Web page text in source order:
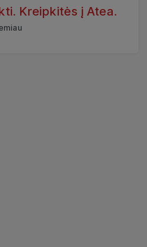
Kreipkitės į Atea.